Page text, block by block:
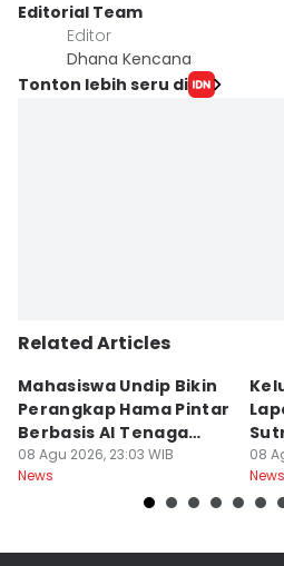
Editorial Team
Editor
Dhana Kencana
Tonton lebih seru di
Related Articles
Mahasiswa Undip Bikin
Perangkap Hama Pintar
Berbasis AI Tenaga
Surya
08 Agu 2026, 23:03 WIB
News
08
News